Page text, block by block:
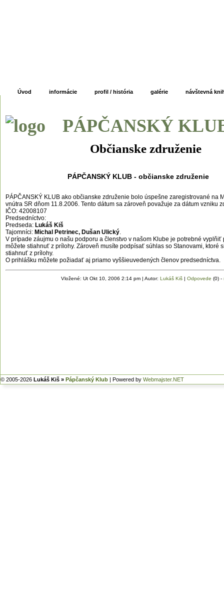
Úvod informácie profil / história galérie návštevná
PÁPČANSKÝ
Občianske združenie
PÁPČANSKÝ KLUB - občianske združenie
PÁPČANSKÝ KLUB ako občianske združenie bolo úspešne zaregistrované na
vnútra SR dňom 11.8.2006. Tento dátum sa zároveň považuje za dátum vzniku
IČO: 42008107
Predsedníctvo:
Predseda: Lukáš Kiš
Tajomníci: Michal Petrinec, Dušan Ulický.
V prípade záujmu o našu podporu a členstvo v našom Klube je potrebné vyplňiť
môžete stiahnuť z prílohy. Zároveň musíte podpísať súhlas so Stanovami, ktoré
stiahnuť z prílohy.
O prihlášku môžete požiadať aj priamo vyššieuvedených členov predsedníctva.
Vložené: Ut Okt 10, 2006 2:14 pm | Autor: Lukáš Kiš | Odpovede (0) -
© 2005-2026 Lukáš Kiš » Pápčanský Klub | Powered by Webmajster.NET